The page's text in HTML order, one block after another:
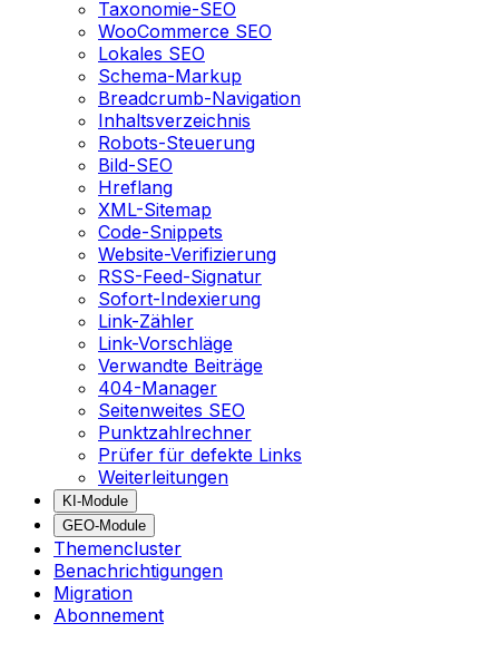
Taxonomie-SEO
WooCommerce SEO
Lokales SEO
Schema-Markup
Breadcrumb-Navigation
Inhaltsverzeichnis
Robots-Steuerung
Bild-SEO
Hreflang
XML-Sitemap
Code-Snippets
Website-Verifizierung
RSS-Feed-Signatur
Sofort-Indexierung
Link-Zähler
Link-Vorschläge
Verwandte Beiträge
404-Manager
Seitenweites SEO
Punktzahlrechner
Prüfer für defekte Links
Weiterleitungen
KI-Module
GEO-Module
Themencluster
Benachrichtigungen
Migration
Abonnement